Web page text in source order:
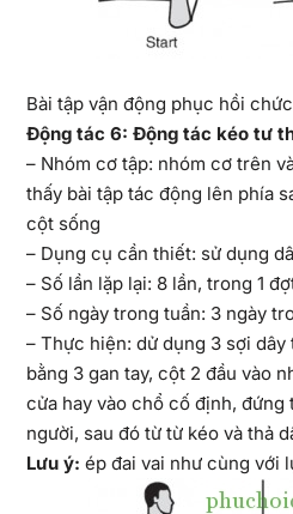
Bài tập vận động phục hồi
Động tác 6: Động tác kéo tư
– Nhóm cơ tập: nhóm cơ trên
thấy bài tập tác động lên phía
cột sống
– Dụng cụ cần thiết: sử dụng
– Số lần lặp lại: 8 lần, trong 1
– Số ngày trong tuần: 3 ngày
– Thực hiện: dử dụng 3 sợi
bằng 3 gan tay, cột 2 đầu vào
cửa hay vào chổ cố định, đứng
người, sau đó từ từ kéo và thả
Lưu ý: ép đai vai như cùng với